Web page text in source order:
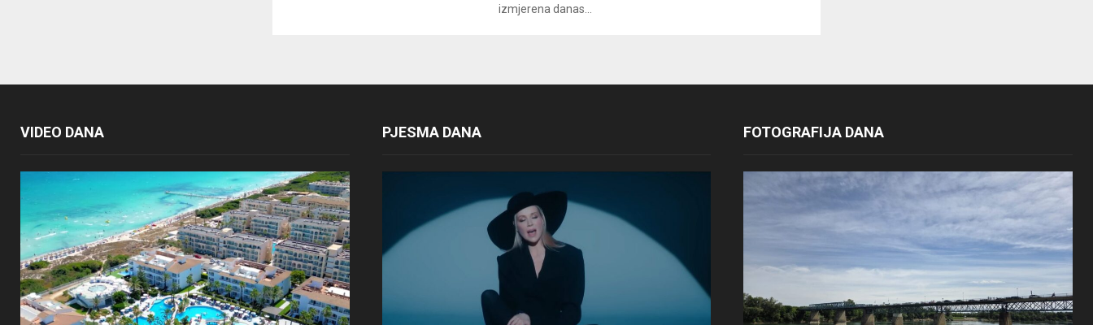
izmjerena danas...
VIDEO DANA PJESMA DANA FOTOGRAFIJA DANA